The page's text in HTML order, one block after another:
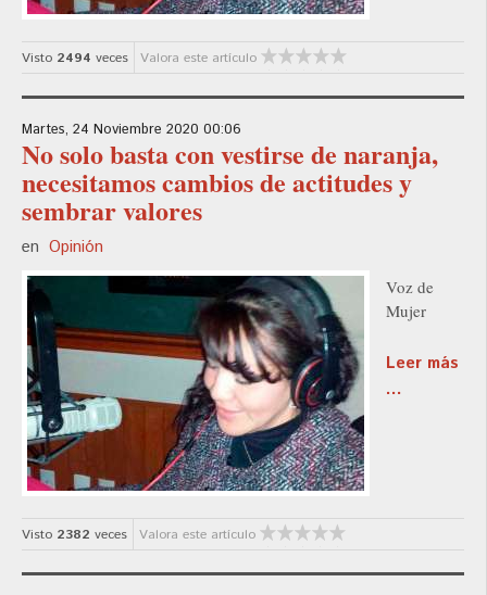
Visto 2494 veces Valora este artículo
Martes, 24 Noviembre 2020 00:06
No solo basta con vestirse de naranja,
necesitamos cambios de actitudes y
sembrar valores
en Opinión
Voz de
Mujer
Leer más
...
Visto 2382 veces Valora este artículo